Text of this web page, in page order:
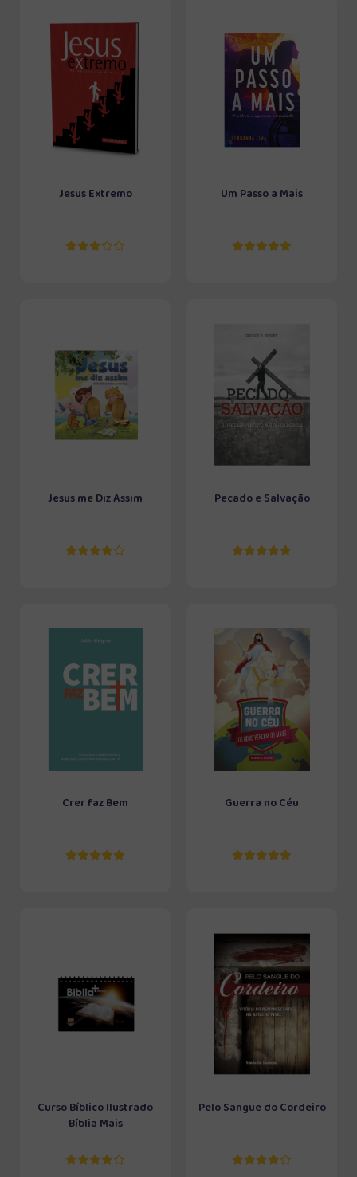
Jesus Extremo Um Passo a Mais
Jesus me Diz Assim Pecado e Salvação
Crer faz Bem Guerra no Céu
Curso Bíblico Ilustrado
Bíblia Mais
Pelo Sangue do Cordeiro